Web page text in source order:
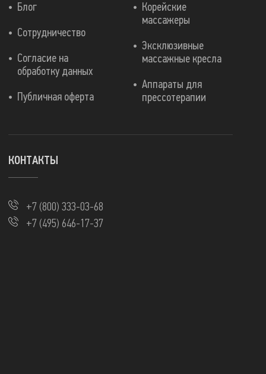
Корейские
массажеры
Эксклюзивные
массажные кресла
Аппараты для
прессотерапии
Блог
Сотрудничество
Согласие на
обработку данных
Публичная оферта
КОНТАКТЫ
+7 (800) 333-03-68
+7 (495) 646-17-37